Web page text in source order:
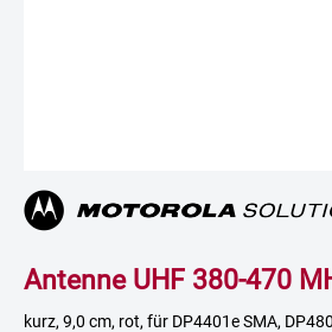
Antenne UHF 380-470
kurz, 9,0 cm, rot, für DP4401e SMA,